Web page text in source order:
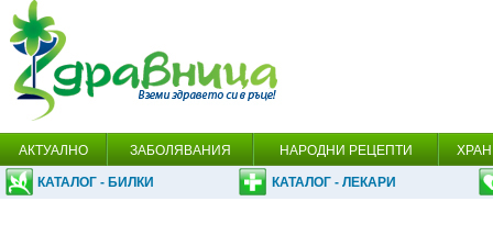
АКТУАЛНО ЗАБОЛЯВАНИЯ НАРОДНИ РЕЦЕПТИ
КАТАЛОГ - БИЛКИ КАТАЛОГ - ЛЕКАРИ